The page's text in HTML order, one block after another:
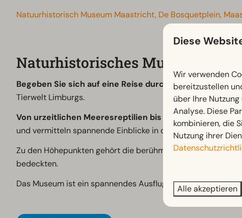
Natuurhistorisch Museum Maastricht, De Bosquetplein,
Naturhistorisches Museum
Begeben Sie sich auf eine Reise durch Millionen von
Tierwelt Limburgs.
Von urzeitlichen Meeresreptilien bis zu
und vermitteln spannende Einblicke in die Entwicklung der
Zu den Höhepunkten gehört die berühmte Sammlung rund
bedeckten.
Das Museum ist ein spannendes Ausflugsziel für alle, die
Diese
Wir verwenden
bereitzustellen
über Ihre
Analyse. Diese
kombinieren, die
Nutzung ihrer
Alle akzeptieren